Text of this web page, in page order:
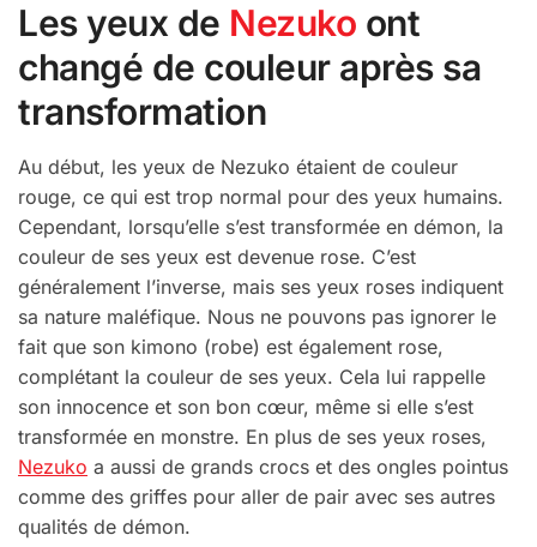
Les yeux de Nezuko ont
changé de couleur après sa
transformation
Au début, les yeux de Nezuko étaient de couleur
rouge, ce qui est trop normal pour des yeux humains.
Cependant, lorsqu’elle s’est transformée en démon, la
couleur de ses yeux est devenue rose. C’est
généralement l’inverse, mais ses yeux roses indiquent
sa nature maléfique. Nous ne pouvons pas ignorer le
fait que son kimono (robe) est également rose,
complétant la couleur de ses yeux. Cela lui rappelle
son innocence et son bon cœur, même si elle s’est
transformée en monstre. En plus de ses yeux roses,
Nezuko a aussi de grands crocs et des ongles pointus
comme des griffes pour aller de pair avec ses autres
qualités de démon.